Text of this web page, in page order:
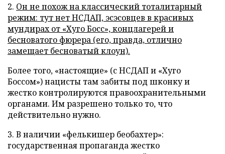
2. Он не похож на классический тоталитарный
режим: тут нет НСДАП, эсэсовцев в красивых
мундирах от «Хуго Босс», концлагерей и
бесноватого фюрера (его, правда, отлично
замещает бесноватый клоун).
Более того, «настоящие» (с НСДАП и «Хуго
Боссом») нацисты там забиты под шконку и
жестко контролируются правоохранительными
органами. Им разрешено только то, что
действительно нужно.
3. В наличии «фелькишер беобахтер»:
государственная пропаганда жестко